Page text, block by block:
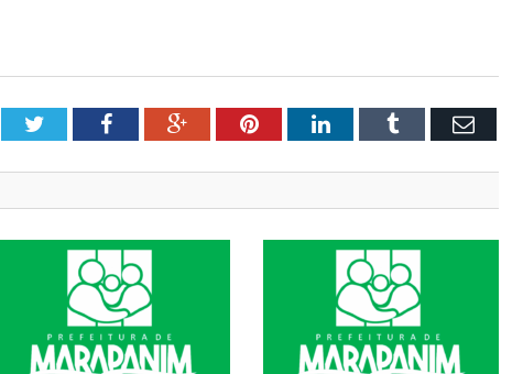
TwitterFacebookGoogle+PinterestLinkedInTumblr Email